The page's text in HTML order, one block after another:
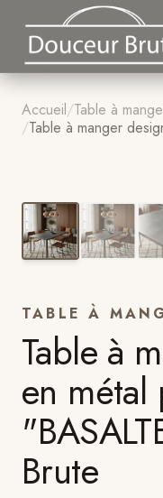
Accueil/Table à
/Table à manger
TABLE À
Table à
en métal
Brute